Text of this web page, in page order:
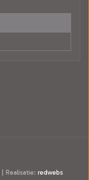
| Realisatie: redwebs